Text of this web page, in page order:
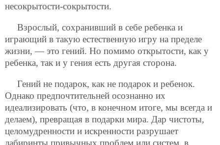
несокрытости-сокрытости.
Взрослый, сохранивший в себе ребенка и
играющий в такую естественную игру на пределе
жизни, — это гений. Но помимо открытости, как у
ребенка, так и у гения есть другая сторона.
Гений не подарок, как не подарок и ребенок.
Однако предпочтительней осознанно их
идеализировать (что, в конечном итоге, мы всегда и
делаем), превращая в подарки мира. Дар чистоты,
целомудренности и искренности разрушает
лабиринты привычных проблем или систем, в